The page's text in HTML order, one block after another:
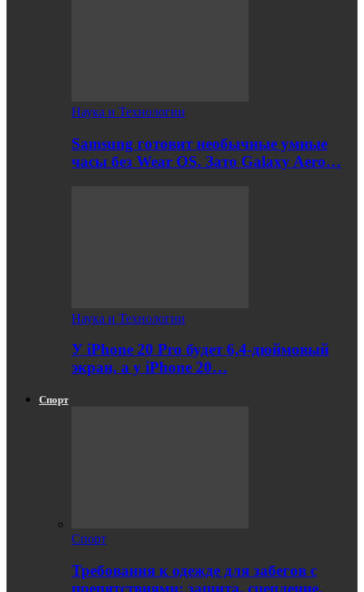
Наука и Технологии
Samsung готовит необычные умные
часы без Wear OS. Зато Galaxy Aero…
Наука и Технологии
У iPhone 20 Pro будет 6,4-дюймовый
экран, а у iPhone 20…
Спорт
Спорт
Требования к одежде для забегов с
препятствиями: защита, сцепление,